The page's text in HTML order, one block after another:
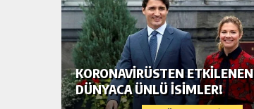
KORONAVIRÜSTEN ETKILENEN
DÜNYACA ÜNLÜ ISIMLER!